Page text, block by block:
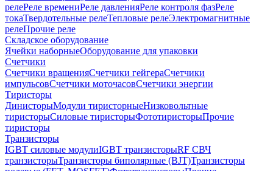
релеРеле времениРеле давленияРеле контроля фазРеле
токаТвердотельные релеТепловые релеЭлектромагнитные
релеПрочие реле
Складское оборудование
Ячейки наборныеОборудование для упаковки
Счетчики
Счетчики вращенияСчетчики гейгераСчетчики
импульсовСчетчики моточасовСчетчики энергии
Тиристоры
ДинисторыМодули тиристорныеНизковольтные
тиристорыСиловые тиристорыФототиристорыПрочие
тиристоры
Транзисторы
IGBT силовые модулиIGBT транзисторыRF СВЧ
транзисторыТранзисторы биполярные (BJT)Транзисторы